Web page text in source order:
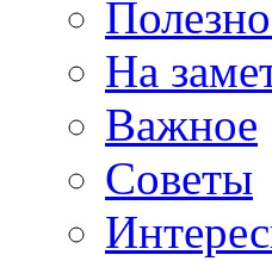
На
Важное
Советы